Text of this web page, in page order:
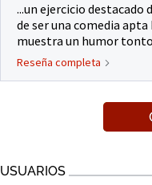
...un ejercicio destacado
de ser una comedia
muestra un humor
Reseña completa
USUARIOS